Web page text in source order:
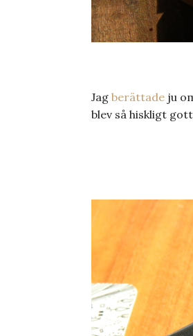
Jag berättade ju
blev så hiskligt